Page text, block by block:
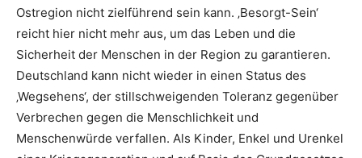
Ostregion nicht zielführend sein kann. ‚Besorgt-Sein‘
reicht hier nicht mehr aus, um das Leben und die
Sicherheit der Menschen in der Region zu garantieren.
Deutschland kann nicht wieder in einen Status des
‚Wegsehens‘, der stillschweigenden Toleranz gegenüber
Verbrechen gegen die Menschlichkeit und
Menschenwürde verfallen. Als Kinder, Enkel und Urenkel